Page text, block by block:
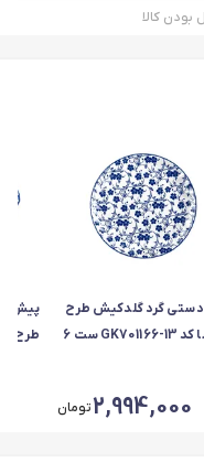
کالا
گرد گلدکیش طرح
مانیسا کد GK701166-13 ست 6
2,994,000تومان
پیش